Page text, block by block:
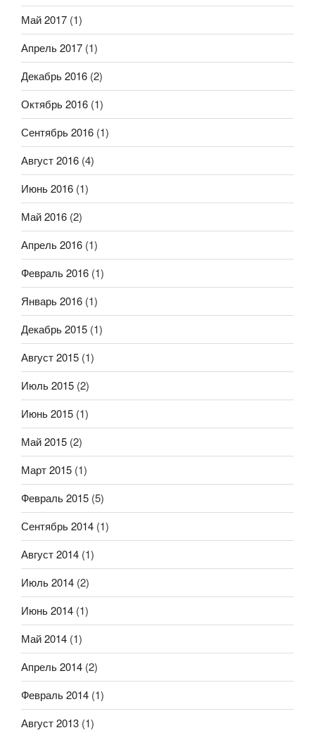
Май 2017 (1)
Апрель 2017 (1)
Декабрь 2016 (2)
Октябрь 2016 (1)
Сентябрь 2016 (1)
Август 2016 (4)
Июнь 2016 (1)
Май 2016 (2)
Апрель 2016 (1)
Февраль 2016 (1)
Январь 2016 (1)
Декабрь 2015 (1)
Август 2015 (1)
Июль 2015 (2)
Июнь 2015 (1)
Май 2015 (2)
Март 2015 (1)
Февраль 2015 (5)
Сентябрь 2014 (1)
Август 2014 (1)
Июль 2014 (2)
Июнь 2014 (1)
Май 2014 (1)
Апрель 2014 (2)
Февраль 2014 (1)
Август 2013 (1)